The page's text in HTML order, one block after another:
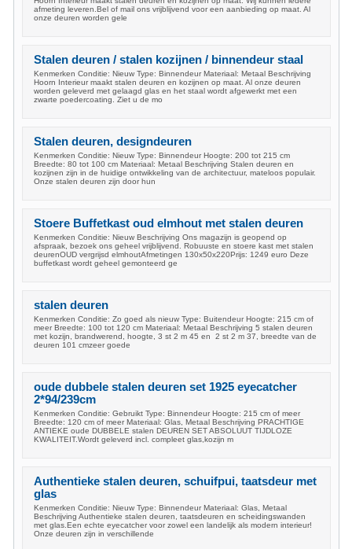
afmeting leveren.Bel of mail ons vrijblijvend voor een aanbieding op maat. Al
onze deuren worden gele
Stalen deuren / stalen kozijnen / binnendeur staal
Kenmerken Conditie: Nieuw Type: Binnendeur Materiaal: Metaal Beschrijving
Hoorn Interieur maakt stalen deuren en kozijnen op maat. Al onze deuren
worden geleverd met gelaagd glas en het staal wordt afgewerkt met een
zwarte poedercoating. Ziet u de mo
Stalen deuren, designdeuren
Kenmerken Conditie: Nieuw Type: Binnendeur Hoogte: 200 tot 215 cm
Breedte: 80 tot 100 cm Materiaal: Metaal Beschrijving Stalen deuren en
kozijnen zijn in de huidige ontwikkeling van de architectuur, mateloos populair.
Onze stalen deuren zijn door hun
Stoere Buffetkast oud elmhout met stalen deuren
Kenmerken Conditie: Nieuw Beschrijving Ons magazijn is geopend op
afspraak, bezoek ons geheel vrijblijvend. Robuuste en stoere kast met stalen
deurenOUD vergrijsd elmhoutAfmetingen 130x50x220Prijs: 1249 euro Deze
buffetkast wordt geheel gemonteerd ge
stalen deuren
Kenmerken Conditie: Zo goed als nieuw Type: Buitendeur Hoogte: 215 cm of
meer Breedte: 100 tot 120 cm Materiaal: Metaal Beschrijving 5 stalen deuren
met kozijn, brandwerend, hoogte, 3 st 2 m 45 en 2 st 2 m 37, breedte van de
deuren 101 cmzeer goede
oude dubbele stalen deuren set 1925 eyecatcher
2*94/239cm
Kenmerken Conditie: Gebruikt Type: Binnendeur Hoogte: 215 cm of meer
Breedte: 120 cm of meer Materiaal: Glas, Metaal Beschrijving PRACHTIGE
ANTIEKE oude DUBBELE stalen DEUREN SET ABSOLUUT TIJDLOZE
KWALITEIT.Wordt geleverd incl. compleet glas,kozijn m
Authentieke stalen deuren, schuifpui, taatsdeur met
glas
Kenmerken Conditie: Nieuw Type: Binnendeur Materiaal: Glas, Metaal
Beschrijving Authentieke stalen deuren, taatsdeuren en scheidingswanden
met glas.Een echte eyecatcher voor zowel een landelijk als modern interieur!
Onze deuren zijn in verschillende